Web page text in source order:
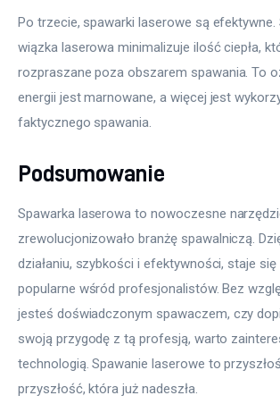
Po trzecie, spawarki laserowe są
wiązka laserowa minimalizuje ilość ciepła,
rozpraszane poza obszarem spawania. To
energii jest marnowane, a więcej jest
faktycznego spawania.
Podsumowanie
Spawarka laserowa to nowoczesne
zrewolucjonizowało branżę spawalniczą.
działaniu, szybkości i efektywności, staje
popularne wśród profesjonalistów. Bez
jesteś doświadczonym spawaczem, czy
swoją przygodę z tą profesją, warto
technologią. Spawanie laserowe to
przyszłość, która już nadeszła.